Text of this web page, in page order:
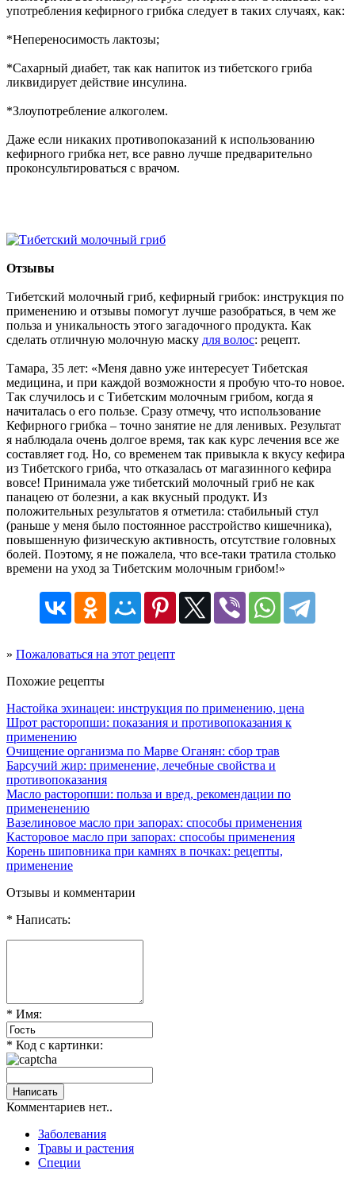
употребления кефирного грибка следует в таких случаях, как:
*Непереносимость лактозы;
*Сахарный диабет, так как напиток из тибетского гриба
ликвидирует действие инсулина.
*Злоупотребление алкоголем.
Даже если никаких противопоказаний к использованию
кефирного грибка нет, все равно лучше предварительно
проконсультироваться с врачом.
Отзывы
Тибетский молочный гриб, кефирный грибок: инструкция по
применению и отзывы помогут лучше разобраться, в чем же
польза и уникальность этого загадочного продукта. Как
сделать отличную молочную маску для волос: рецепт.
Тамара, 35 лет: «Меня давно уже интересует Тибетская
медицина, и при каждой возможности я пробую что-то новое.
Так случилось и с Тибетским молочным грибом, когда я
начиталась о его пользе. Сразу отмечу, что использование
Кефирного грибка – точно занятие не для ленивых. Результат
я наблюдала очень долгое время, так как курс лечения все же
составляет год. Но, со временем так привыкла к вкусу кефира
из Тибетского гриба, что отказалась от магазинного кефира
вовсе! Принимала уже тибетский молочный гриб не как
панацею от болезни, а как вкусный продукт. Из
положительных результатов я отметила: стабильный стул
(раньше у меня было постоянное расстройство кишечника),
повышенную физическую активность, отсутствие головных
болей. Поэтому, я не пожалела, что все-таки тратила столько
времени на уход за Тибетским молочным грибом!»
» Пожаловаться на этот рецепт
Похожие рецепты
Настойка эхинацеи: инструкция по применению, цена
Шрот расторопши: показания и противопоказания к
применению
Очищение организма по Марве Оганян: сбор трав
Барсучий жир: применение, лечебные свойства и
противопоказания
Масло расторопши: польза и вред, рекомендации по
примененению
Вазелиновое масло при запорах: способы применения
Касторовое масло при запорах: способы применения
Корень шиповника при камнях в почках: рецепты,
применение
Отзывы и комментарии
* Написать:
* Имя:
* Код с картинки:
Комментариев нет..
Заболевания
Травы и растения
Специи